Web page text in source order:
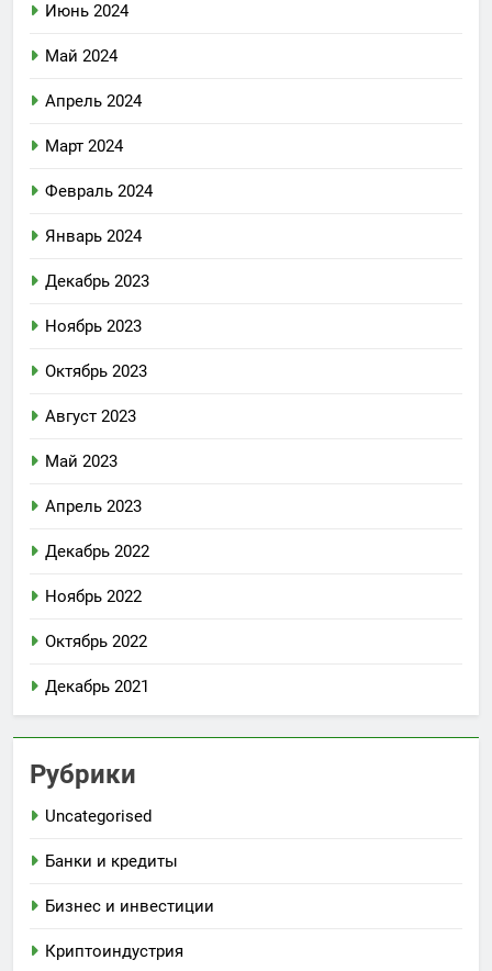
Июнь 2024
Май 2024
Апрель 2024
Март 2024
Февраль 2024
Январь 2024
Декабрь 2023
Ноябрь 2023
Октябрь 2023
Август 2023
Май 2023
Апрель 2023
Декабрь 2022
Ноябрь 2022
Октябрь 2022
Декабрь 2021
Рубрики
Uncategorised
Банки и кредиты
Бизнес и инвестиции
Криптоиндустрия